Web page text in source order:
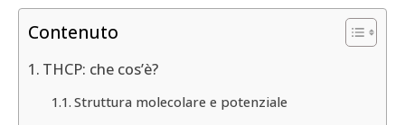
Contenuto
THCP: che cos’è?
Struttura molecolare e potenziale